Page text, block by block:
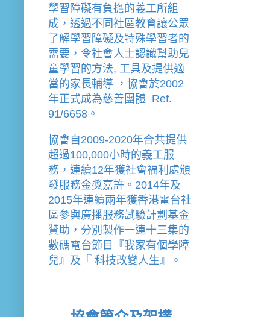
學習障礙有負擔的義工所組
成，透過不同社區教育讓公眾
了解學習障礙及特殊學習者的
需要，令社會人士認識幫助兒
童學習的方法, 工具及提供適
當的家長輔導
， 協會於2002
年正式成為慈善團體  Ref.
91/6658。
協會 自2009-2020年合共提供
超過100,000小時的義工服
務，連續12年獲社會福利處頒
發服務金獎嘉許。 2014年及
2015年連續兩年獲香港電台社
區參與廣播服務試驗計劃基金
贊助，分別製作一連十三集的
數碼電台節目『我家有個學障
兒』及『 科技改變人生』。